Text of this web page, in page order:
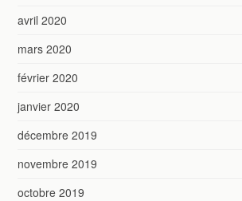
avril 2020
mars 2020
février 2020
janvier 2020
décembre 2019
novembre 2019
octobre 2019